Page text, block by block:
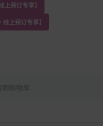
预订专享】
上预订专享】